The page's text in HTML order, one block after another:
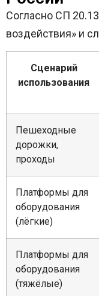
Согласно СП
воздействия» и
Сценарий
использования
Пешеходные
дорожки,
проходы
Платформы для
оборудования
(лёгкие)
Платформы для
оборудования
(тяжёлые)